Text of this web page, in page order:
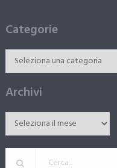
Categorie
Archivi